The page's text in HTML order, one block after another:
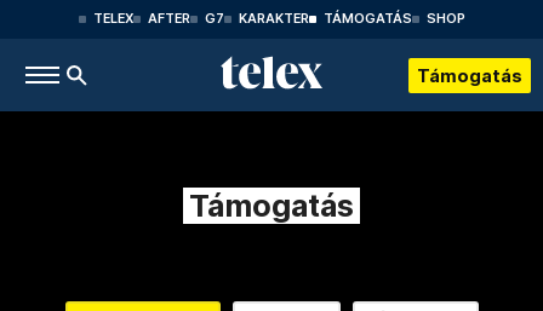
TELEX AFTER G7 KARAKTER TÁMOGATÁS SHOP
Támogatás
Támogatás